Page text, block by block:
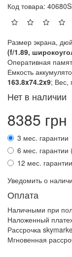
Код товара:
Размер экрана,
(f/1.89,
Оперативная
Емкость
163.8x74.2x9; Вес,
Нет в наличии
8385 грн
3 мес. гарантии
6 мес. гарантии
12 мес.
Уведомить о
Оплата
Наличными при
Наложенный
Рассрочка
Мгновенная